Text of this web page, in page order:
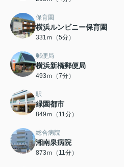
保育園
横浜ルンビニー保育園
331ｍ（5分）
郵便局
横浜新橋郵便局
493ｍ（7分）
駅
緑園都市
849ｍ（11分）
総合病院
湘南泉病院
873ｍ（11分）